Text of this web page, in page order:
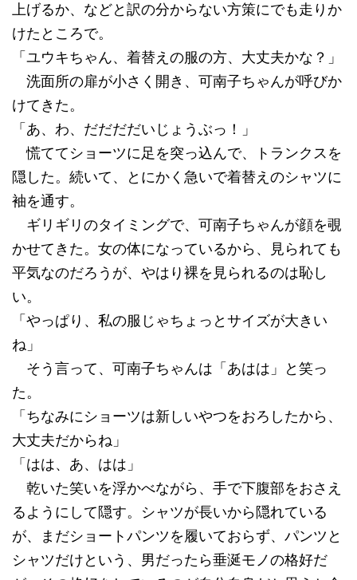
上げるか、などと訳の分からない方策にでも走りか
けたところで。
「ユウキちゃん、着替えの服の方、大丈夫かな？」
洗面所の扉が小さく開き、可南子ちゃんが呼びか
けてきた。
「あ、わ、だだだだいじょうぶっ！」
慌ててショーツに足を突っ込んで、トランクスを
隠した。続いて、とにかく急いで着替えのシャツに
袖を通す。
ギリギリのタイミングで、可南子ちゃんが顔を覗
かせてきた。女の体になっているから、見られても
平気なのだろうが、やはり裸を見られるのは恥し
い。
「やっぱり、私の服じゃちょっとサイズが大きい
ね」
そう言って、可南子ちゃんは「あはは」と笑っ
た。
「ちなみにショーツは新しいやつをおろしたから、
大丈夫だからね」
「はは、あ、はは」
乾いた笑いを浮かべながら、手で下腹部をおさえ
るようにして隠す。シャツが長いから隠れている
が、まだショートパンツを履いておらず、パンツと
シャツだけという、男だったら垂涎モノの格好だ